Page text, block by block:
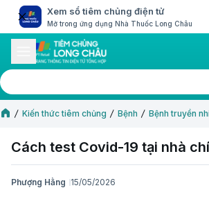
Xem sổ tiêm chủng điện tử
Mở trong ứng dụng Nhà Thuốc Long Châu
Kiến thức tiêm chủng Bệnh Bệnh truyền
Cách test Covid-19 tại nhà
Phượng Hằng 15/05/2026